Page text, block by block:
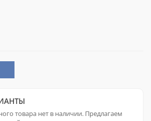
товара нет в наличии. Предлагаем